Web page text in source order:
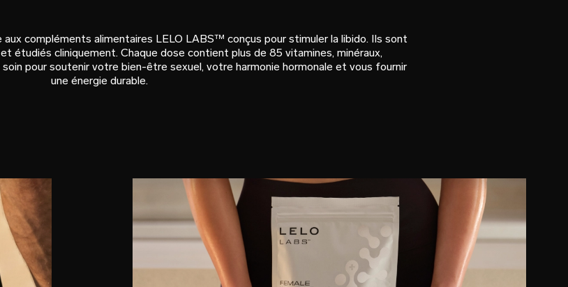
compléments alimentaires LELO LABS™ conçus pour stimuler la libido. Ils sont
étudiés cliniquement. Chaque dose contient plus de 85 vitamines, minéraux,
pour soutenir votre bien-être sexuel, votre harmonie hormonale et vous fournir
une énergie durable.